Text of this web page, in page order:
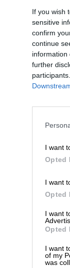
If you wish
sensitive
confirm
continue
information
further
I want
Opted
I want
Opted
I want
Opted
I want
of my
was